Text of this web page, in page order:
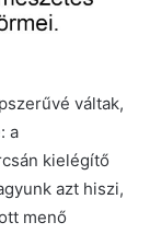
váltak,
a
kielégítő
azt hiszi,
menő